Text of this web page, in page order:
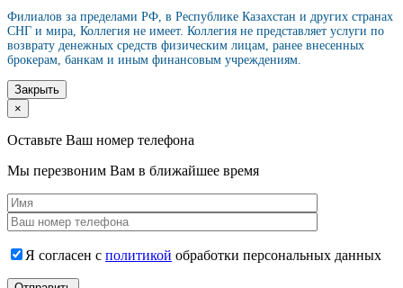
Филиалов за пределами РФ, в Республике Казахстан и других странах
СНГ и мира, Коллегия не имеет. Коллегия не представляет услуги по
возврату денежных средств физическим лицам, ранее внесенных
брокерам, банкам и иным финансовым учреждениям.
Закрыть
×
Оставьте Ваш номер телефона
Мы перезвоним Вам в ближайшее время
Я согласен с политикой обработки персональных данных